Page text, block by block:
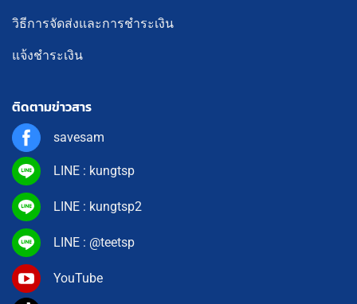
วิธีการจัดส่งและการชำระเงิน
แจ้งชำระเงิน
ติดตามข่าวสาร
savesam
LINE : kungtsp
LINE : kungtsp2
LINE : @teetsp
YouTube